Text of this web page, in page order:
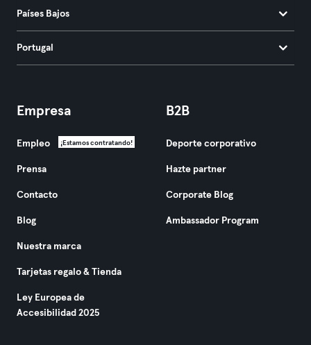
Países Bajos
Portugal
Empresa
Empleo ¡Estamos contratando!
Prensa
Contacto
Blog
Nuestra marca
Tarjetas regalo & Tienda
Ley Europea de
Accesibilidad 2025
B2B
Deporte corporativo
Hazte partner
Corporate Blog
Ambassador Program